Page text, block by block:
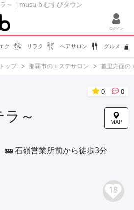
～ | musu-b むすびタウン
ログイン
ク リラク ヘアサロン グルメ
ップ 那覇市のエステサロン 首里方面の
0 0
MAP
～
石嶺営業所前から徒歩3分
18